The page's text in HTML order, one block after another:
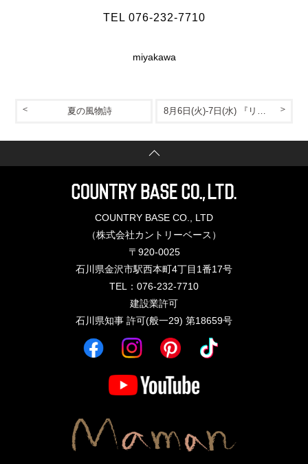
TEL 076-232-7710
miyakawa
8月6日(火)-7日(水) 『リフォーム産業フェア2024』に出展いたします
夏の風物詩
COUNTRY BASE CO., LTD
（株式会社カントリーベース）
〒920-0025
石川県金沢市駅西本町4丁目1番17号
TEL：076-232-7710
建設業許可
石川県知事 許可(般一29) 第18659号